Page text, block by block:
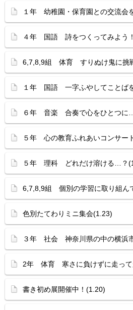
１年 幼稚園・保育園との交流会
４年 国語 詩をつくってみよう
6,7,8,9組 体育 すりぬけ鬼に挑
１年 国語 一字ふやしてことば
６年 音楽 合奏で心をひとつに
５年 心の教育ふれあいコンサー
５年 理科 どれだけ溶ける…？
6,7,8,9組 個別の学習に取り組ん
色別たてわりミニ集会(1.23)
３年 社会 神奈川県の中の横浜
2年 体育 寒さに負けずに走っ
書き初め展開催中！(1.20)